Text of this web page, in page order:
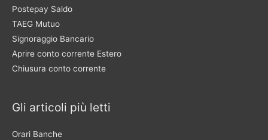
Postepay Saldo
TAEG Mutuo
Signoraggio Bancario
Aprire conto corrente Estero
Chiusura conto corrente
Gli articoli più letti
Orari Banche